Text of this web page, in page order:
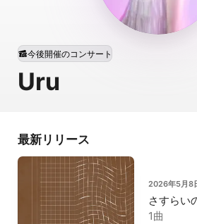
Uru
今後開催のコンサート
最新リリース
2026年5月8
さすらい
1曲